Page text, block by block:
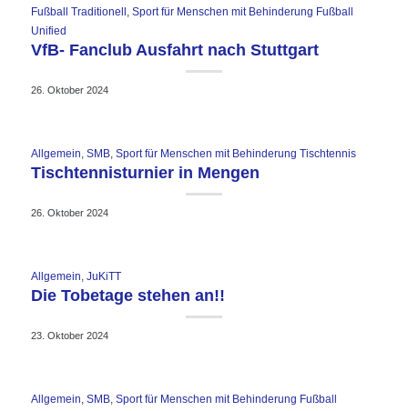
Fußball Traditionell
Sport für Menschen mit Behinderung Fußball
Unified
VfB- Fanclub Ausfahrt nach Stuttgart
26. Oktober 2024
Allgemein SMB, Sport für Menschen mit Behinderung Tischtennis
Tischtennisturnier in Mengen
26. Oktober 2024
Allgemein JuKiTT
Die Tobetage stehen an!!
23. Oktober 2024
Allgemein SMB, Sport für Menschen mit Behinderung Fußball